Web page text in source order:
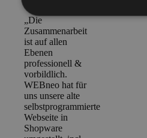
„Die
Zusammenarbeit
ist auf allen
Ebenen
professionell &
vorbildlich.
WEBneo hat für
uns unsere alte
selbstprogrammierte
Webseite in
Shopware